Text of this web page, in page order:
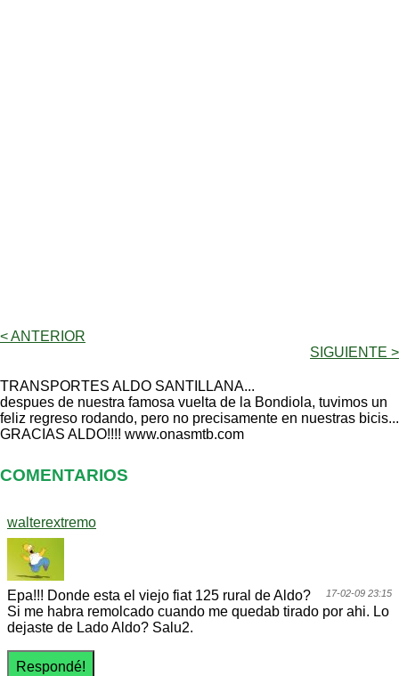
< ANTERIOR
SIGUIENTE >
TRANSPORTES ALDO SANTILLANA...
despues de nuestra famosa vuelta de la Bondiola, tuvimos un
feliz regreso rodando, pero no precisamente en nuestras bicis...
GRACIAS ALDO!!!! www.onasmtb.com
COMENTARIOS
walterextremo
17-02-09 23:15
Epa!!! Donde esta el viejo fiat 125 rural de Aldo?
Si me habra remolcado cuando me quedab tirado por ahi. Lo
dejaste de Lado Aldo? Salu2.